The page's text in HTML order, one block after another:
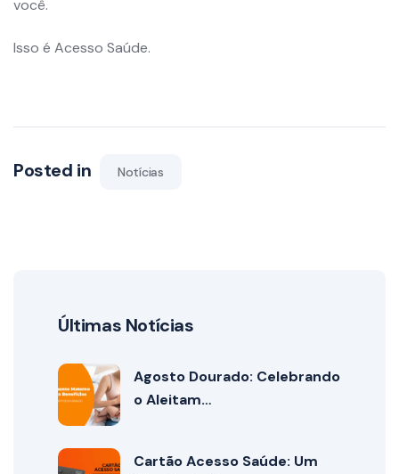
você.
Isso é Acesso Saúde.
Posted in Notícias
Últimas Notícias
Agosto Dourado: Celebrando
o Aleitam…
Cartão Acesso Saúde: Um